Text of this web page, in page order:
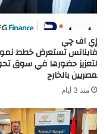
إي اف چي
فاينانس تستعرض خطط
لتعزيز حضورها في سوق
مصريين بالخارج
منذ 3 أيام